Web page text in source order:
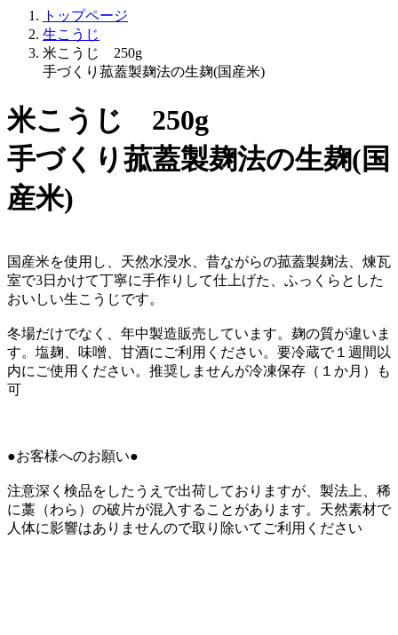
トップページ
生こうじ
米こうじ 250g
手づくり菰蓋製麹法の生麹(国産米)
米こうじ 250g
手づくり菰蓋製麹法の生麹(国
産米)
国産米を使用し、天然水浸水、昔ながらの菰蓋製麹法、煉瓦
室で3日かけて丁寧に手作りして仕上げた、ふっくらとした
おいしい生こうじです。
冬場だけでなく、年中製造販売しています。麹の質が違いま
す。塩麹、味噌、甘酒にご利用ください。要冷蔵で１週間以
内にご使用ください。推奨しませんが冷凍保存（１か月）も
可
●お客様へのお願い●
注意深く検品をしたうえで出荷しておりますが、製法上、稀
に藁（わら）の破片が混入することがあります。天然素材で
人体に影響はありませんので取り除いてご利用ください